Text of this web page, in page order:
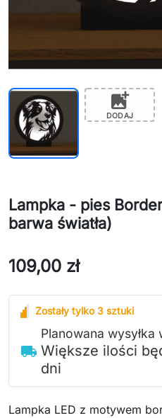
add_photo_alternate
DODAJ
Lampka - pies
barwa światła)
109,00 zł
Zostały tylko 3 sztuki
local_shipping
Planowana wysyłka
Większe ilości
dni
Lampka LED z motywem